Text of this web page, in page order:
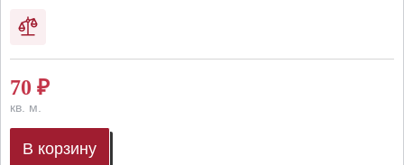
70 ₽
кв. м.
В корзину